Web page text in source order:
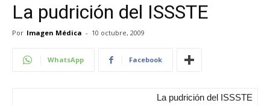
La pudrición del ISSSTE
Por Imagen Médica - 10 octubre, 2009
WhatsApp Facebook
La pudrición del ISSSTE